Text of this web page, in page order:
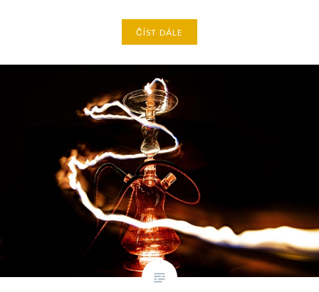
ČÍST DÁLE